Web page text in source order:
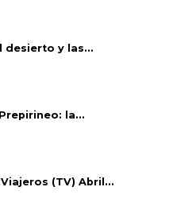
desierto y las...
la...
(TV) Abril...